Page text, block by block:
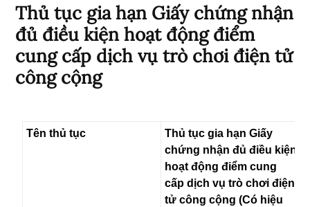
Thủ tục gia hạn Giấy chứng nhận
đủ điều kiện hoạt động điểm
cung cấp dịch vụ trò chơi điện tử
công cộng
Tên thủ tục
Thủ tục gia hạn Giấy
chứng nhận đủ điều kiện
hoạt động điểm cung
cấp dịch vụ trò chơi điện
tử công cộng (Có hiệu